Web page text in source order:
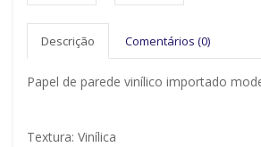
Descrição Comentários (0)
Papel de parede vinílico importado
Textura: Vinílica